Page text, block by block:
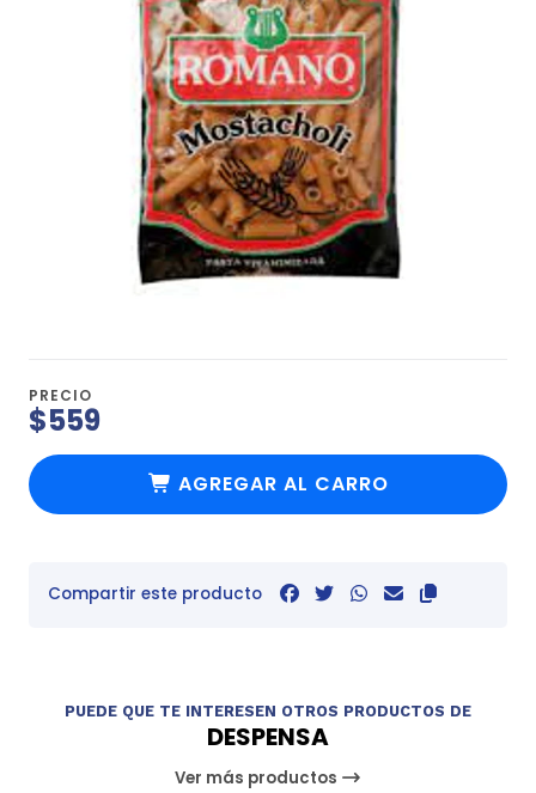
PRECIO
$559
AGREGAR AL CARRO
Compartir este producto
PUEDE QUE TE INTERESEN OTROS PRODUCTOS DE
DESPENSA
Ver más productos